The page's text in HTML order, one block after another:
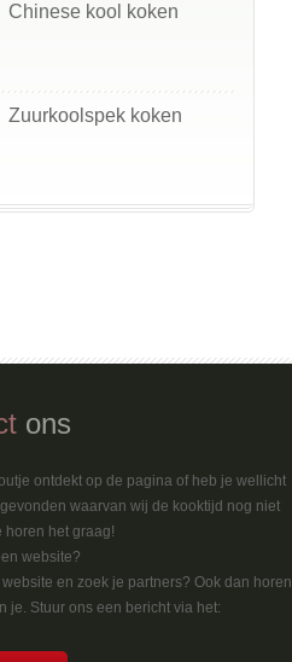
Chinese kool koken
Zuurkoolspek koken
ons
ontdekt op de pagina of heb je wellicht
waarvan wij de kooktijd nog niet
horen het graag!
website?
en zoek je partners? Ook dan horen
je. Stuur ons een bericht via het: